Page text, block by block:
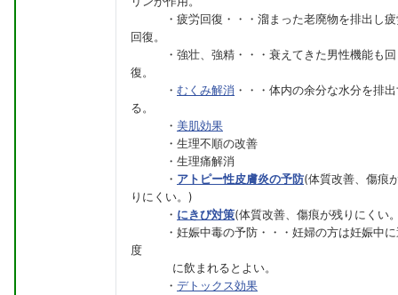
・疲労回復・・・溜まった老廃物を排出し疲
回復。
・強壮、強精・・・衰えてきた男性機能も回
復。
・ むくみ解消 ・・・体内の余分な水分を排
る。
・ 美肌効果
・生理不順の改善
・生理痛解消
・ アトピー性皮膚炎の予防(体質改善、傷痕
りにくい。)
・ にきび対策(体質改善、傷痕が残りにくい
・妊娠中毒の予防・・・妊婦の方は妊娠中に
度
に飲まれるとよい。
・ デトックス効果